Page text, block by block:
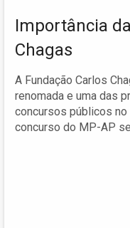
Importância
Chagas
A Fundação Carlos
renomada e uma das
concursos públicos no
concurso do MP-AP